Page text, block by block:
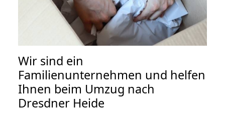
Wir sind ein
Familienunternehmen und helfen
Ihnen beim Umzug nach
Dresdner Heide